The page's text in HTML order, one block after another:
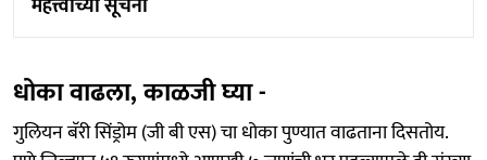
धोका वाढला, काळजी घ्या -
गुलियन बॅरी सिंड्रोम (जी बी एस) चा धोका पुण्यात वाढताना दिसतोय.